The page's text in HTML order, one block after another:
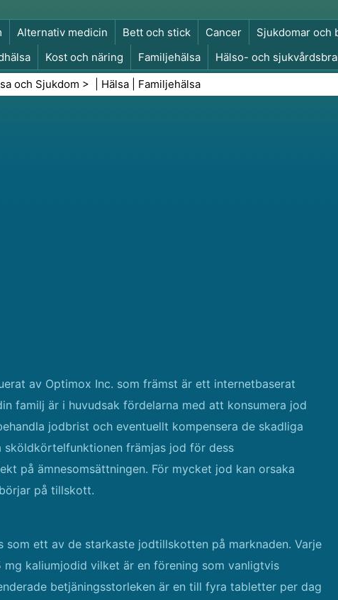
Alternativ medicin Bett och stick Cancer
Sjukdomar och
Kost och näring Familjehälsa Hälso- och
och säkerhet
Kirurgi och ingrepp
och Sjukdom > | Hälsa Familjehälsa
av Optimox Inc. som främst är ett internetbaserat
familj är i huvudsak fördelarna med att konsumera jod
jodbrist och eventuellt kompensera de skadliga
främjas jod för dess
på ämnesomsättningen. För mycket jod kan orsaka
på tillskott.
ett av de starkaste jodtillskotten på marknaden. Varje
kaliumjodid vilket är en förening som vanligtvis
betjäningsstorleken är en till fyra tabletter per dag